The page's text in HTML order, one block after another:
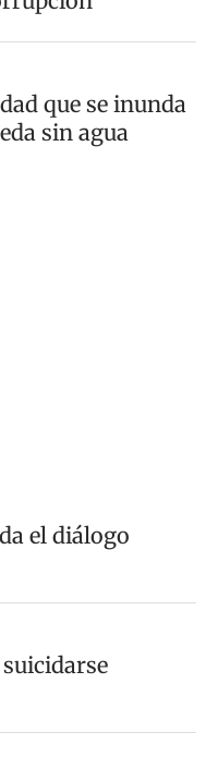
que se inunda
sin agua
el diálogo